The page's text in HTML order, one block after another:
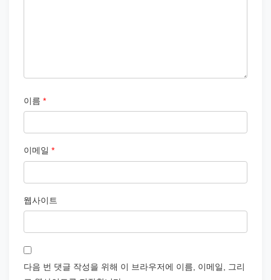
이름 *
이메일 *
웹사이트
다음 번 댓글 작성을 위해 이 브라우저에 이름, 이메일, 그리